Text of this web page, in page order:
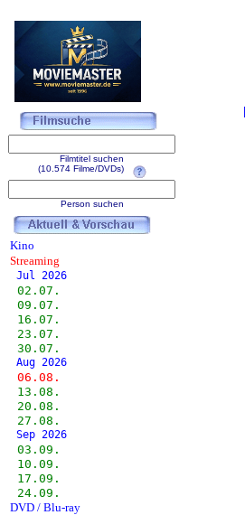
Filmtitel suchen
(10.574 Filme/DVDs)
Person suchen
Kino
Streaming
Jul 2026
02.07.
09.07.
16.07.
23.07.
30.07.
Aug 2026
06.08.
13.08.
20.08.
27.08.
Sep 2026
03.09.
10.09.
17.09.
24.09.
DVD / Blu-ray